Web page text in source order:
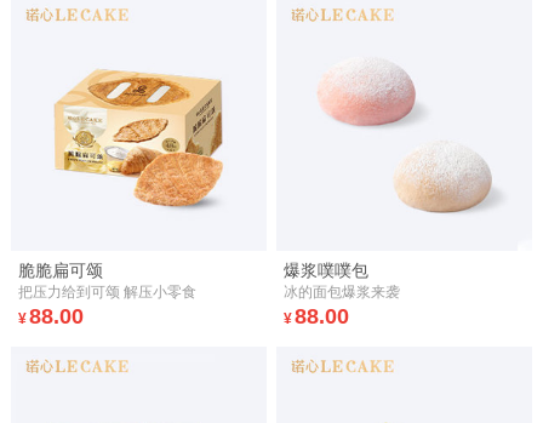
脆脆扁可颂
把压力给到可颂 解压小零食
¥88.00
爆浆噗噗包
冰的面包爆浆来袭
¥88.00